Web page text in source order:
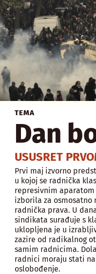
TEMA
Dan
USUSRET
Prvi maj izvorno
u kojoj se radnička
represivnim
izborila za osmosatno
radnička prava. U
sindikata surađuje s
uklopljena je u
zazire od radikalnog
samim radnicima.
radnici moraju stati
oslobođenje.